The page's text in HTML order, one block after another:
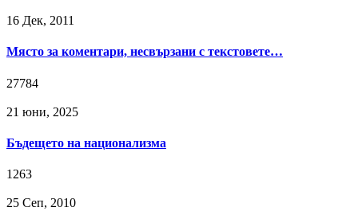
16 Дек, 2011
Място за коментари, несвързани с текстовете…
27784
21 юни, 2025
Бъдещето на национализма
1263
25 Сeп, 2010